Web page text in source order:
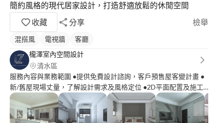
簡約風格的現代居家設計，打造舒適放鬆的休閒空間
收藏
分享 檢舉
混搭風 電視牆
客廳
櫳澤室內空間設計
清水區
服務內容與業務範圍 ●提供免費設計諮詢，客戶預售屋客變計畫 ●
新/舊屋現場丈量，了解設計需求及風格定位 ●2D平面配置及施工
圖說/詳圖 ●3D模擬設計規劃、配色選樣 ●施工材質選樣及工程預
算計畫 ●提供各項工種工班進行責任施工/監工